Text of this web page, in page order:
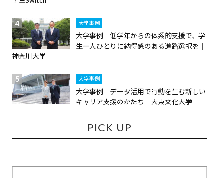
大学事例
大学事例｜低学年からの体系的支援で、学
生一人ひとりに納得感のある進路選択を｜
神奈川大学
大学事例
大学事例｜データ活用で行動を生む新しい
キャリア支援のかたち｜大東文化大学
PICK UP